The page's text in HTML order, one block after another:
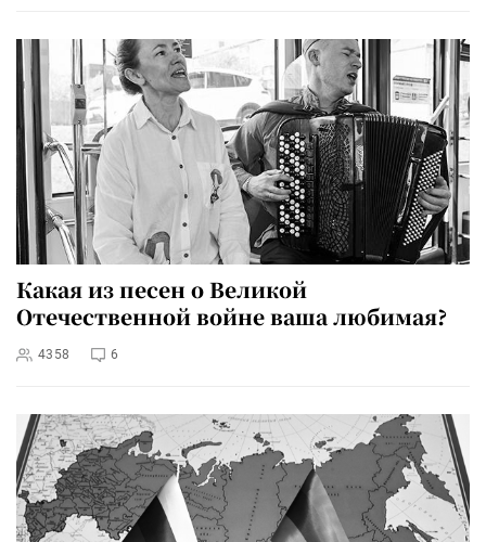
Какая из песен о Великой
Отечественной войне ваша любимая?
4358 6